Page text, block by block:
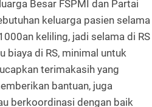
Besar FSPMI dan Partai
keluarga pasien selama
keliling, jadi selama di RS
di RS, minimal untuk
terimakasih yang
bantuan, juga
berkoordinasi dengan baik